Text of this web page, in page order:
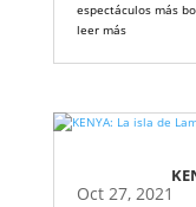
espectáculos más
leer más
Oct 27, 2021